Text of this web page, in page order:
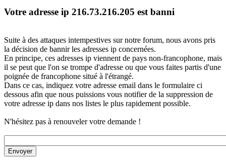
Votre adresse ip 216.73.216.205 est banni
Suite à des attaques intempestives sur notre forum, nous avons pris
la décision de bannir les adresses ip concernées.
En principe, ces adresses ip viennent de pays non-francophone, mais
il se peut que l'on se trompe d'adresse ou que vous faites partis d'une
poignée de francophone situé à l'étrangé.
Dans ce cas, indiquez votre adresse email dans le formulaire ci
dessous afin que nous puissions vous notifier de la suppression de
votre adresse ip dans nos listes le plus rapidement possible.
N'hésitez pas à renouveler votre demande !